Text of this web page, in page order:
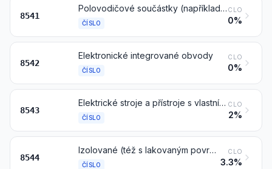
8541
Polovodičové součástky (například diody, tranzistory, měniče na bázi polovodičů); fotosenzitivní polovodičové součástky, včetně fotovoltaických článků, též sestavených do modulů nebo zabudovaných do panelů; diody vyzařující světlo (LED), též sestavené s jinými diodami vyzařujícími světlo (LED); zamontované piezoelektrické krystaly
ČÍSLO
CLO
0%
8542
Elektronické integrované obvody
ČÍSLO
CLO
0%
8543
Elektrické stroje a přístroje s vlastní individuální funkcí, jinde v této kapitole neuvedené ani nezahrnuté
ČÍSLO
CLO
2%
8544
Izolované (též s lakovaným povrchem nebo anodickým okysličením) dráty, kabely (včetně koaxiálních kabelů) a jiné izolované elektrické vodiče, též vybavené přípojkami; kabely z optických vláken vyrobené z jednotlivě opláštěných vláken, též spojené s elektrickými vodiči nebo vybavené přípojkami
ČÍSLO
CLO
3.3%